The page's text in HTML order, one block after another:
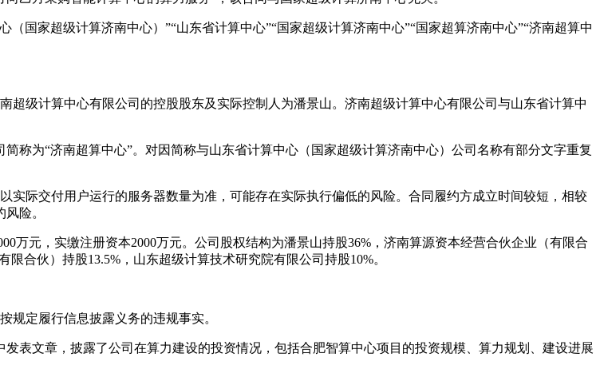
家超级计算济南中心）”“山东省计算中心”“国家超级计算济南中心”“国家超算济南中心”“济南超算中
级计算中心有限公司的控股股东及实际控制人为潘景山。济南超级计算中心有限公司与山东省计算中
为“济南超算中心”。对因简称与山东省计算中心（国家超级计算济南中心）公司名称有部分文字重复
际交付用户运行的服务器数量为准，可能存在实际执行偏低的风险。合同履约方成立时间较短，相较
险。
元，实缴注册资本2000万元。公司股权结构为潘景山持股36%，济南算源资本经营合伙企业（有限合
合伙）持股13.5%，山东超级计算技术研究院有限公司持股10%。
定履行信息披露义务的违规事实。
文章，披露了公司在算力建设的投资情况，包括合肥智算中心项目的投资规模、算力规划、建设进展